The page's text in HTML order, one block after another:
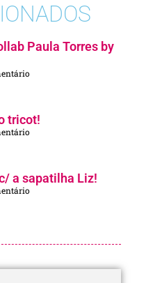
Paula Torres by
tricot!
a sapatilha Liz!